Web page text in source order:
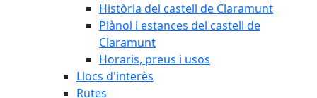
Història del castell de Claramunt
Plànol i estances del castell de
Claramunt
Horaris, preus i usos
Llocs d'interès
Rutes